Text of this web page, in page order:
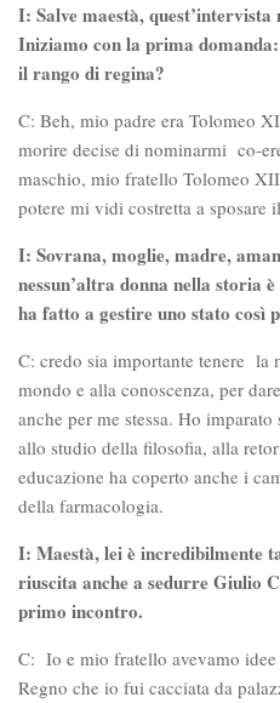
I: Salve maestà,
Iniziamo con la prima
il rango di regina?
C: Beh, mio padre era Tolomeo
morire decise di nominarmi co-
maschio, mio fratello Tolomeo
potere mi vidi costretta a sposare
I: Sovrana, moglie, madre,
nessun’altra donna nella storia
ha fatto a gestire uno stato così
C: credo sia importante tenere la
mondo e alla conoscenza, per
anche per me stessa. Ho
allo studio della filosofia, alla
educazione ha coperto anche i
della farmacologia.
I: Maestà, lei è incredibilmente
riuscita anche a sedurre Giulio
primo incontro.
C: Io e mio fratello avevamo
Regno che io fui cacciata da